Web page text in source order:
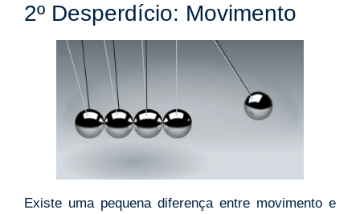
2º Desperdício: Movimento
Existe uma pequena diferença entre movimento e